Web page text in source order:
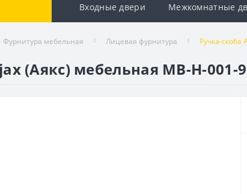
Входные двери Межкомнатные
Фурнитура мебельная Лицевая фурнитура Ручка-скоба
(Аякс) мебельная MB-H-